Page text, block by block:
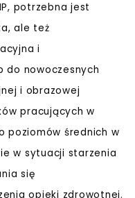
potrzebna jest
ale też
i
do nowoczesnych
i obrazowej
pracujących w
poziomów średnich w
w sytuacji starzenia
się
opieki zdrowotnej.